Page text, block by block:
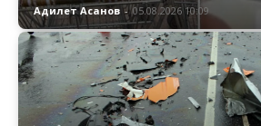
Адилет Асанов - 05.08.2026 10:09